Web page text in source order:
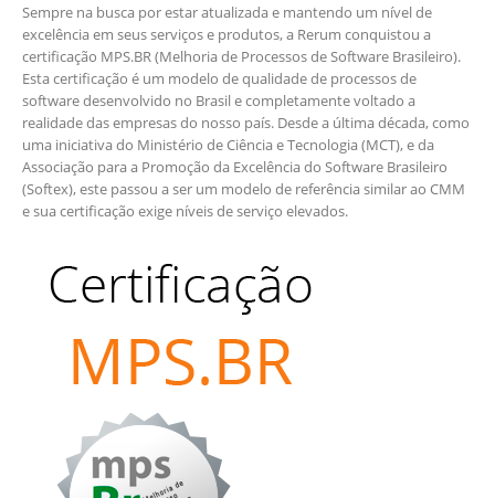
Sempre na busca por estar atualizada e mantendo um nível de
excelência em seus serviços e produtos, a Rerum conquistou a
certificação MPS.BR (Melhoria de Processos de Software Brasileiro).
Esta certificação é um modelo de qualidade de processos de
software desenvolvido no Brasil e completamente voltado a
realidade das empresas do nosso país. Desde a última década, como
uma iniciativa do Ministério de Ciência e Tecnologia (MCT), e da
Associação para a Promoção da Excelência do Software Brasileiro
(Softex), este passou a ser um modelo de referência similar ao CMM
e sua certificação exige níveis de serviço elevados.